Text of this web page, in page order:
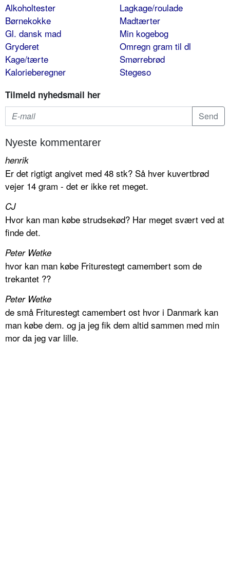
Alkoholtester
Børnekokke
Gl. dansk mad
Gryderet
Kage/tærte
Kalorieberegner
Lagkage/roulade
Madtærter
Min kogebog
Omregn gram til dl
Smørrebrød
Stegeso
Tilmeld nyhedsmail her
Nyeste kommentarer
henrik
Er det rigtigt angivet med 48 stk? Så hver kuvertbrød
vejer 14 gram - det er ikke ret meget.
CJ
Hvor kan man købe strudsekød? Har meget svært ved at
finde det.
Peter Wetke
hvor kan man købe Friturestegt camembert som de
trekantet ??
Peter Wetke
de små Friturestegt camembert ost hvor i Danmark kan
man købe dem. og ja jeg fik dem altid sammen med min
mor da jeg var lille.